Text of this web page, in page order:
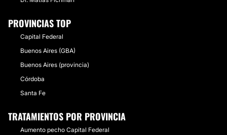
PROVINCIAS TOP
Capital Federal
Buenos Aires (GBA)
Buenos Aires (provincia)
Córdoba
Santa Fe
TRATAMIENTOS POR PROVINCIA
Aumento pecho Capital Federal